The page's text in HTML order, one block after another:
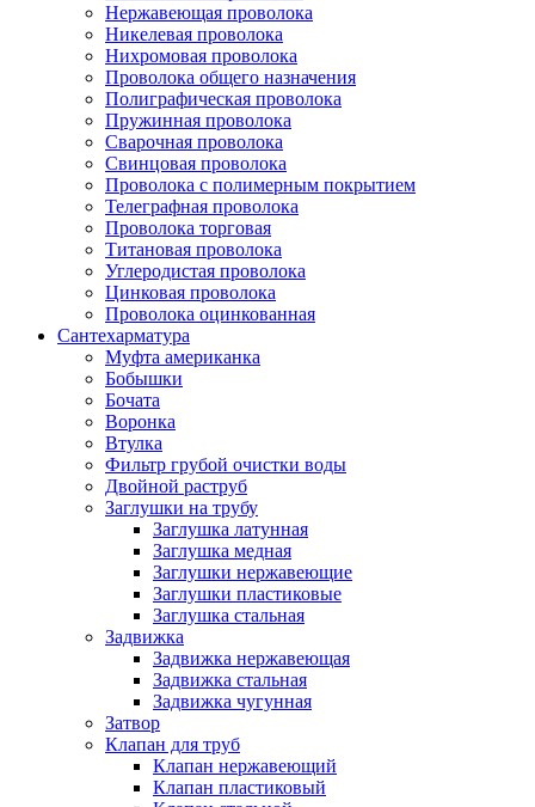
Нержавеющая проволока
Никелевая проволока
Нихромовая проволока
Проволока общего назначения
Полиграфическая проволока
Пружинная проволока
Сварочная проволока
Свинцовая проволока
Проволока с полимерным покрытием
Телеграфная проволока
Проволока торговая
Титановая проволока
Углеродистая проволока
Цинковая проволока
Проволока оцинкованная
Сантехарматура
Муфта американка
Бобышки
Бочата
Воронка
Втулка
Фильтр грубой очистки воды
Двойной раструб
Заглушки на трубу
Заглушка латунная
Заглушка медная
Заглушки нержавеющие
Заглушки пластиковые
Заглушка стальная
Задвижка
Задвижка нержавеющая
Задвижка стальная
Задвижка чугунная
Затвор
Клапан для труб
Клапан нержавеющий
Клапан пластиковый